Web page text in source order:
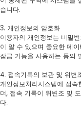
습니다.
3. 개인정보의 암호화
이용자의 개인정보는 비밀
이 알 수 있으며 중요한 데
잠금 기능을 사용하는 등의
4. 접속기록의 보관 및 위변
개인정보처리시스템에 접
며, 접속 기록이 위변조 및
다.